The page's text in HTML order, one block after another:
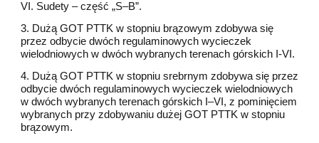
VI. Sudety – część „S–B”.
3. Dużą GOT PTTK w stopniu brązowym zdobywa się
przez odbycie dwóch regulaminowych wycieczek
wielodniowych w dwóch wybranych terenach górskich I-VI.
4. Dużą GOT PTTK w stopniu srebrnym zdobywa się przez
odbycie dwóch regulaminowych wycieczek wielodniowych
w dwóch wybranych terenach górskich I–VI, z pominięciem
wybranych przy zdobywaniu dużej GOT PTTK w stopniu
brązowym.